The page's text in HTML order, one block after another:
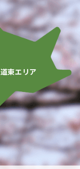
道東エリア